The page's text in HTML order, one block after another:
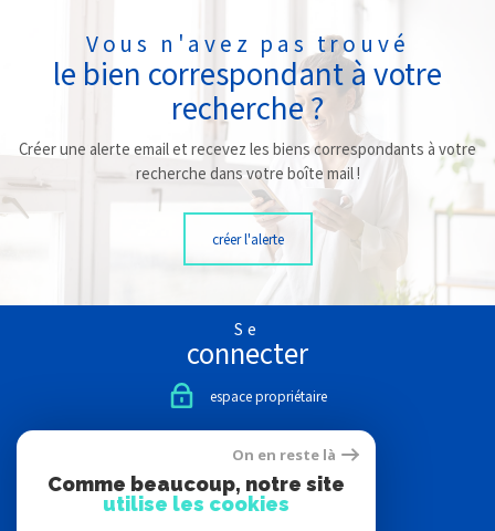
Vous n'avez pas trouvé
le bien correspondant à votre
recherche ?
Créer une alerte email et recevez les biens correspondants à votre
recherche dans votre boîte mail !
créer l'alerte
Se
connecter
espace propriétaire
Nous
suivre
On en reste là
Comme beaucoup, notre site
utilise les cookies